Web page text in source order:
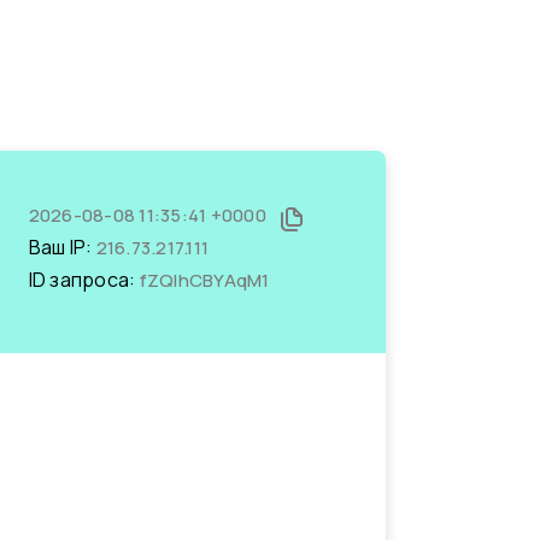
2026-08-08 11:35:41 +0000
Ваш IP: 216.73.217.111
ID запроса: fZQlhCBYAqM1